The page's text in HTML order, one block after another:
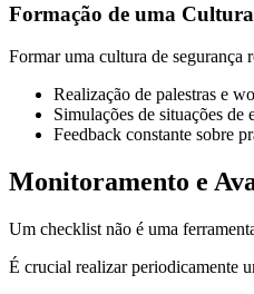
Formação de uma
Formar uma cultura de segurança
Realização de palestras e
Simulações de situações de
Feedback constante sobre
Monitoramento e
Um checklist não é uma
É crucial realizar periodicamente